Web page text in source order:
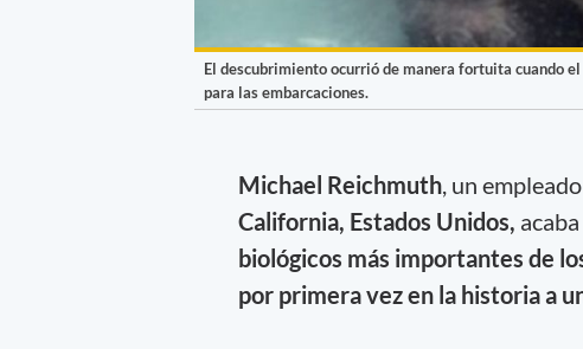
El descubrimiento ocurrió de manera fortuita cuando
para las embarcaciones.
Michael Reichmuth, un
California, Estados Unidos,
biológicos más importantes de
por primera vez en la historia a